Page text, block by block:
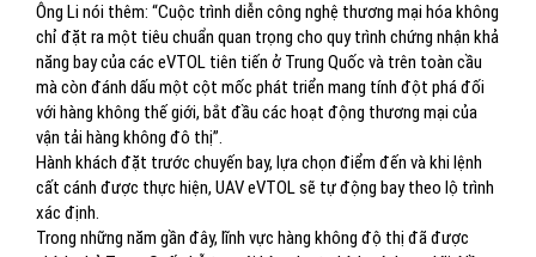
Ông Li nói thêm: “Cuộc trình diễn công nghệ thương mại hóa không
chỉ đặt ra một tiêu chuẩn quan trọng cho quy trình chứng nhận khả
năng bay của các eVTOL tiên tiến ở Trung Quốc và trên toàn cầu
mà còn đánh dấu một cột mốc phát triển mang tính đột phá đối
với hàng không thế giới, bắt đầu các hoạt động thương mại của
vận tải hàng không đô thị”.
Hành khách đặt trước chuyến bay, lựa chọn điểm đến và khi lệnh
cất cánh được thực hiện, UAV eVTOL sẽ tự động bay theo lộ trình
xác định.
Trong những năm gần đây, lĩnh vực hàng không độ thị đã được